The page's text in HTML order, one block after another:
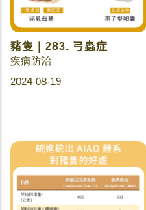
豬隻｜283. 弓蟲症
疾病防治
2024-08-19